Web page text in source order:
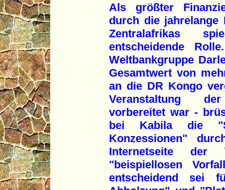
Als größter
durch die jahrelange
Zentralafrikas
entscheidende
Weltbankgruppe
Gesamtwert von
an die DR Kongo
Veranstaltung der
vorbereitet war -
bei Kabila die
Konzessionen"
Internetseite
"beispiellosen
entscheidend sei